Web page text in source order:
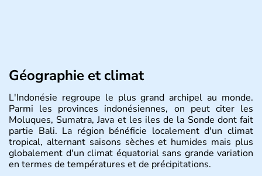
Géographie et climat
L'Indonésie regroupe le plus grand archipel au monde.
Parmi les provinces indonésiennes, on peut citer les
Moluques, Sumatra, Java et les iles de la Sonde dont fait
partie Bali. La région bénéficie localement d'un climat
tropical, alternant saisons sèches et humides mais plus
globalement d'un climat équatorial sans grande variation
en termes de températures et de précipitations.